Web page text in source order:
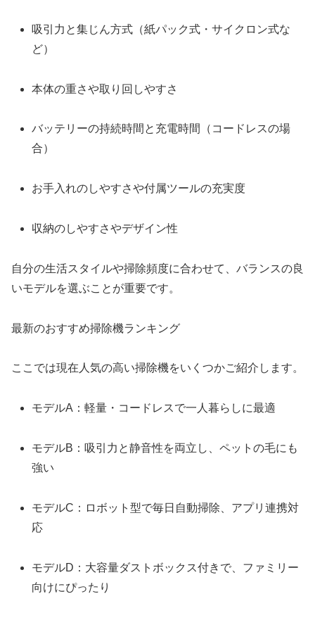
吸引力と集じん方式（紙パック式・サイクロン式な
ど）
本体の重さや取り回しやすさ
バッテリーの持続時間と充電時間（コードレスの場
合）
お手入れのしやすさや付属ツールの充実度
収納のしやすさやデザイン性
自分の生活スタイルや掃除頻度に合わせて、バランスの良
いモデルを選ぶことが重要です。
最新のおすすめ掃除機ランキング
ここでは現在人気の高い掃除機をいくつかご紹介します。
モデルA：軽量・コードレスで一人暮らしに最適
モデルB：吸引力と静音性を両立し、ペットの毛にも
強い
モデルC：ロボット型で毎日自動掃除、アプリ連携対
応
モデルD：大容量ダストボックス付きで、ファミリー
向けにぴったり